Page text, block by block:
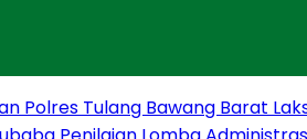
Polres Tulang Bawang Barat